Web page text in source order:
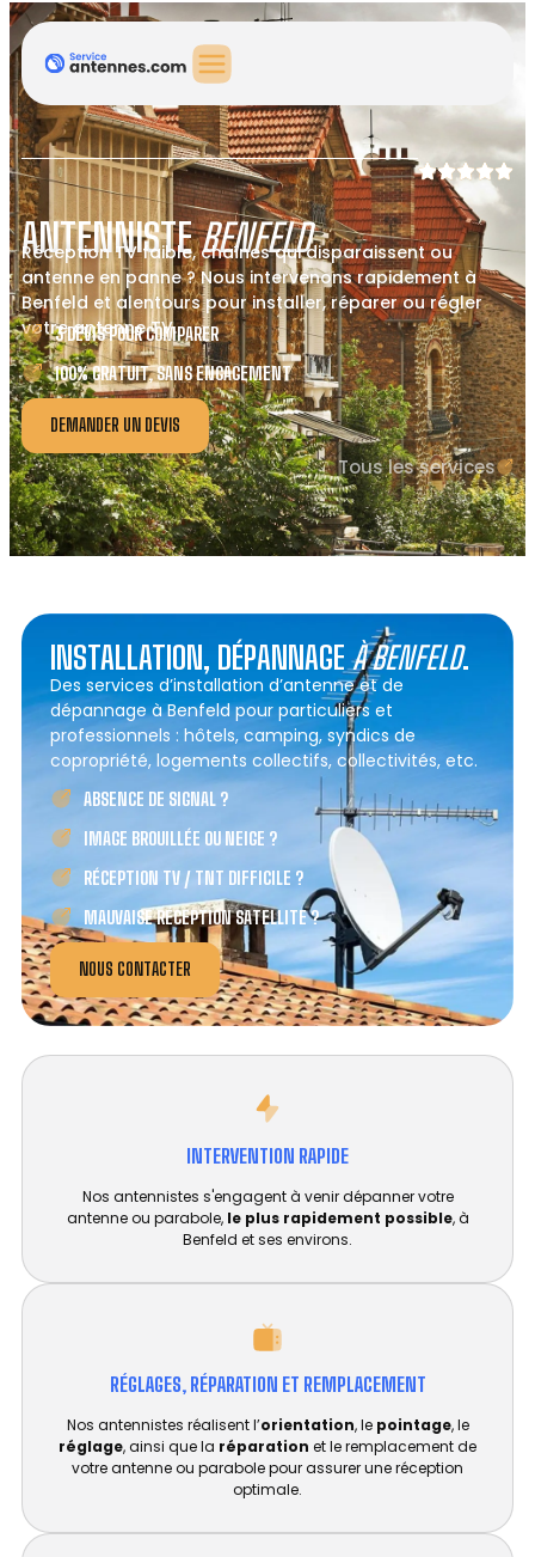
ANTENNISTEBENFELD
Réception TV faible, chaînes qui disparaissent ou
antenne en panne ? Nous intervenons rapidement à
Benfeld et alentours pour installer, réparer ou régler
votre antenne TV.
3 DEVIS POUR COMPARER
100% GRATUIT, SANS ENGAGEMENT
DEMANDER UN DEVIS
Tous les services
INSTALLATION, DÉPANNAGEÀ BENFELD.
Des services d’installation d’antenne et de
dépannage à Benfeld pour particuliers et
professionnels : hôtels, camping, syndics de
copropriété, logements collectifs, collectivités, etc.
ABSENCE DE SIGNAL ?
IMAGE BROUILLÉE OU NEIGE ?
RÉCEPTION TV / TNT DIFFICILE ?
MAUVAISE RÉCEPTION SATELLITE ?
NOUS CONTACTER
INTERVENTION RAPIDE
Nos antennistes s'engagent à venir dépanner votre
antenne ou parabole, le plus rapidement possible, à
Benfeld et ses environs.
RÉGLAGES, RÉPARATION ET REMPLACEMENT​
Nos antennistes réalisent l’orientation, le pointage, le
réglage, ainsi que la réparation et le remplacement de
votre antenne ou parabole pour assurer une réception
optimale.